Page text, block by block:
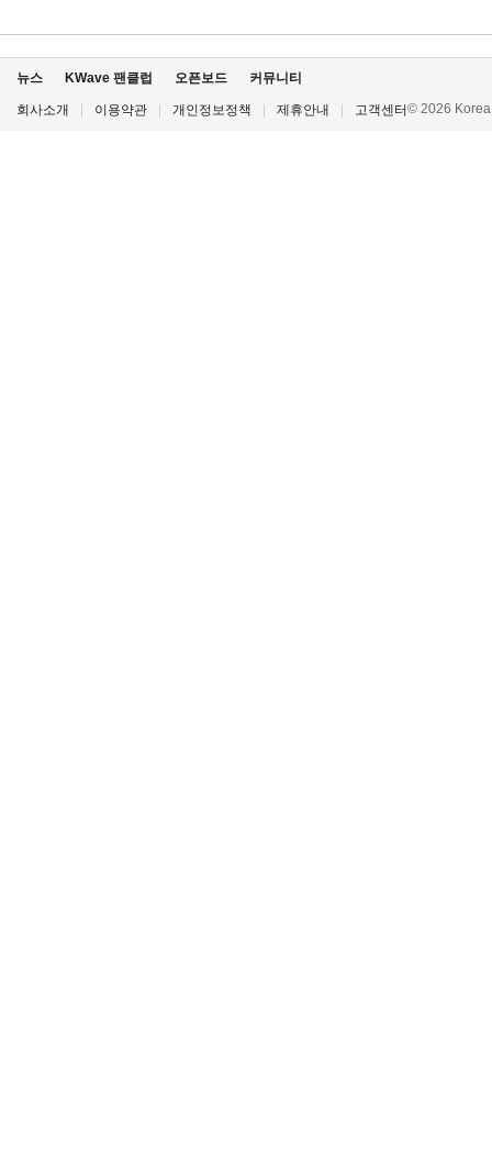
뉴스 KWave 팬클럽 오픈보드 커뮤니티
회사소개 이용약관 개인정보정책 제휴안내 고객센터© 2026